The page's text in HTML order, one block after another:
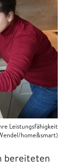
Leistungsfähigkeit
home&smart)
bereiteten